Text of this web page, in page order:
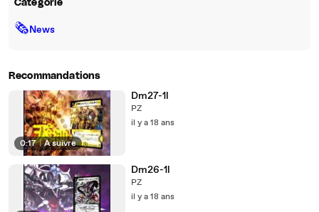
Catégorie
🗞News
Recommandations
0:17 | À suivre
Dm27-1l
PZ
il y a 18 ans
Dm26-1l
PZ
il y a 18 ans